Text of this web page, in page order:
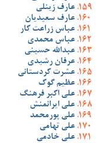
عارف زینلی
عارف سعیدیان
عباس زراعت کار
عباس محمدی
عبدالله حسینی
عرفان رشیدی
عشرت کردستانی
عظیم گوک
علی اکبر فرهنگ
علی ایرانمنش
علی پورمحمد
علی تهامی
علی خادمی